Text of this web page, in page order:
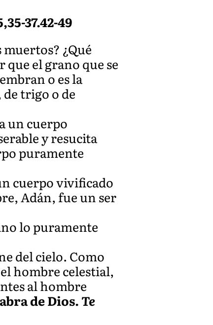
37.42-49
¿Qué
que el grano que se
o es la
trigo o de
un cuerpo
y resucita
puramente
cuerpo vivificado
Adán, fue un ser
lo puramente
del cielo. Como
hombre celestial,
al hombre
de Dios.Te